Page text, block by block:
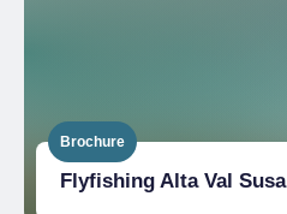
Brochure
Flyfishing Alta Val